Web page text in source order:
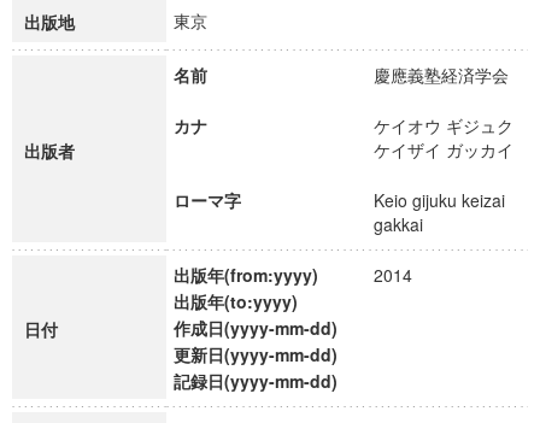
出版地 東京
出版者
名前 慶應義塾経済学会
カナ
ケイオウ ギジュク
ケイザイ ガッカイ
ローマ字
Keio gijuku keizai
gakkai
日付
出版年(from:yyyy)
2014
出版年(to:yyyy)
作成日(yyyy-mm-dd)
更新日(yyyy-mm-dd)
記録日(yyyy-mm-dd)